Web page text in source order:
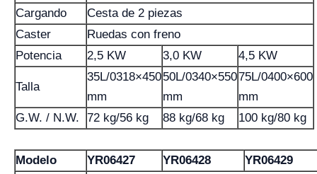
Cargando
Cesta de 2 piezas
Caster
Ruedas con freno
Potencia
2,5 KW 3,0 KW 4,5 KW
Talla
35L/0318×450
mm
50L/0340×550
mm
75L/0400×600
mm
G.W. / N.W.
72 kg/56 kg 88 kg/68 kg 100 kg/80 kg
Modelo YR06427 YR06428
YR06429